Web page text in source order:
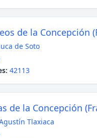
de la Concepción
de Soto
42113
de la Concepción
Tlaxiaca